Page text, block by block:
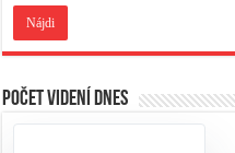
Počet videní dnes